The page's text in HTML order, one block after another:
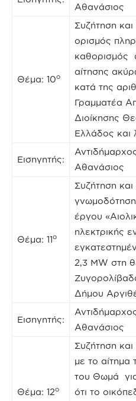
Αθανάσιος
Θέμα: 10ο
Συζήτηση
ορισμός
καθορισμός
αίτησης
κατά της
Γραμματέα
Διοίκησης
Ελλάδος και
Εισηγητής:
Αθανάσιος
Θέμα: 11ο
Συζήτηση
έργου
ηλεκτρικής
2,3 MW στη
Δήμου
Εισηγητής:
Αθανάσιος
Θέμα: 12ο
Συζήτηση
με το
του Θωμά
ότι το